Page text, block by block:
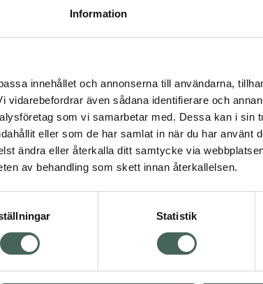
Information
innehållet och annonserna till användarna,
även sådana identifierare och
som vi samarbetar med. Dessa kan i sin
eller som de har samlat in när du har använt
ändra eller återkalla ditt samtycke via
av behandling som skett innan återkallelsen.
Statistik
Aktuella erbjudanden
Vanliga frågor
Om